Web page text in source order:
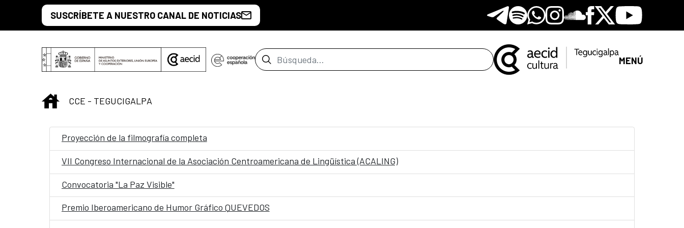
Saltar al contenido principal
SUSCRÍBETE A NUESTRO CANAL DE NOTICIAS Telegram
SpotifyWhatsapp
Instagram
Soundclore
Facebook
X Youtube
Barra de búsqueda MENÚ
INICIO
CCE - TEGUCIGALPA
Proyección de la filmografía completa
VII Congreso Internacional de la Asociación Centroamericana de Lingüística (ACALING)
Convocatoria "La Paz Visible"
Premio Iberoamericano de Humor Gráfico QUEVEDOS